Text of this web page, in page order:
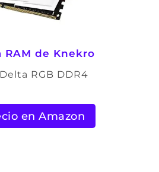
RAM de Knekro
RGB DDR4
en Amazon